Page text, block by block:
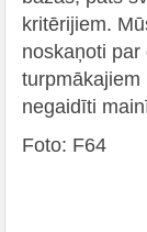
kritērijiem.
noskaņoti
turpmākajiem
negaidīti
Foto: F64